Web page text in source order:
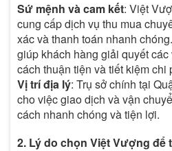
Sứ mệnh và cam kết: Việt
cung cấp dịch vụ thu mua
xác và thanh toán nhanh
giúp khách hàng giải quyết
cách thuận tiện và tiết kiệm chi
Vị trí địa lý: Trụ sở chính tại
cho việc giao dịch và vận
cách nhanh chóng và tiện lợi.
2. Lý do chọn Việt Vượng để